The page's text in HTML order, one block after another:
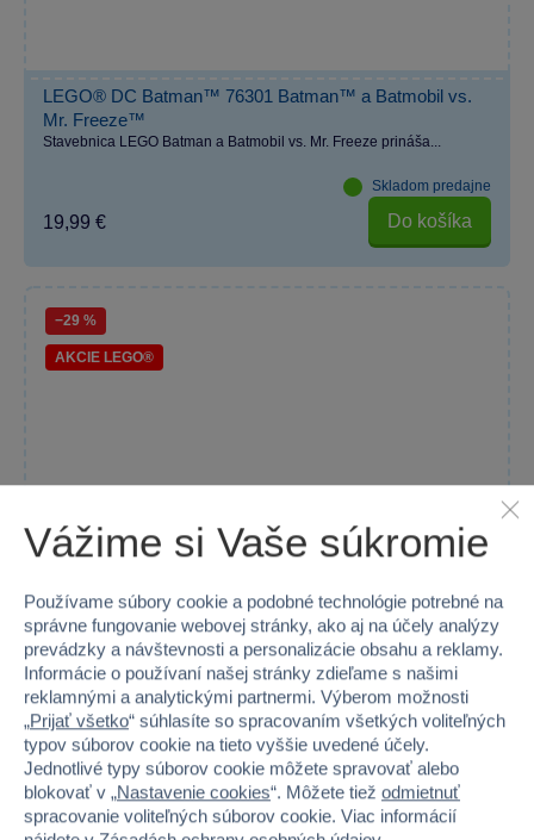
LEGO® DC Batman™ 76301 Batman™ a Batmobil vs.
Mr. Freeze™
Stavebnica LEGO Batman a Batmobil vs. Mr. Freeze prináša...
Skladom predajne
19,99 € Do košíka
−29 %
AKCIE LEGO®
LEGO® DC Batman™ 76330 Logo Batman™
Strávte dobrodružstvo s LEGO DC Batman 76330, ktorá prináša...
Nie je skladom
84,99 €
59,99 €
Vážime si Vaše súkromie
Používame súbory cookie a podobné technológie potrebné na
správne fungovanie webovej stránky, ako aj na účely analýzy
prevádzky a návštevnosti a personalizácie obsahu a reklamy.
Informácie o používaní našej stránky zdieľame s našimi
reklamnými a analytickými partnermi. Výberom možnosti
„Prijať všetko“ súhlasíte so spracovaním všetkých voliteľných
typov súborov cookie na tieto vyššie uvedené účely.
Jednotlivé typy súborov cookie môžete spravovať alebo
blokovať v „Nastavenie cookies“. Môžete tiež odmietnuť
spracovanie voliteľných súborov cookie. Viac informácií